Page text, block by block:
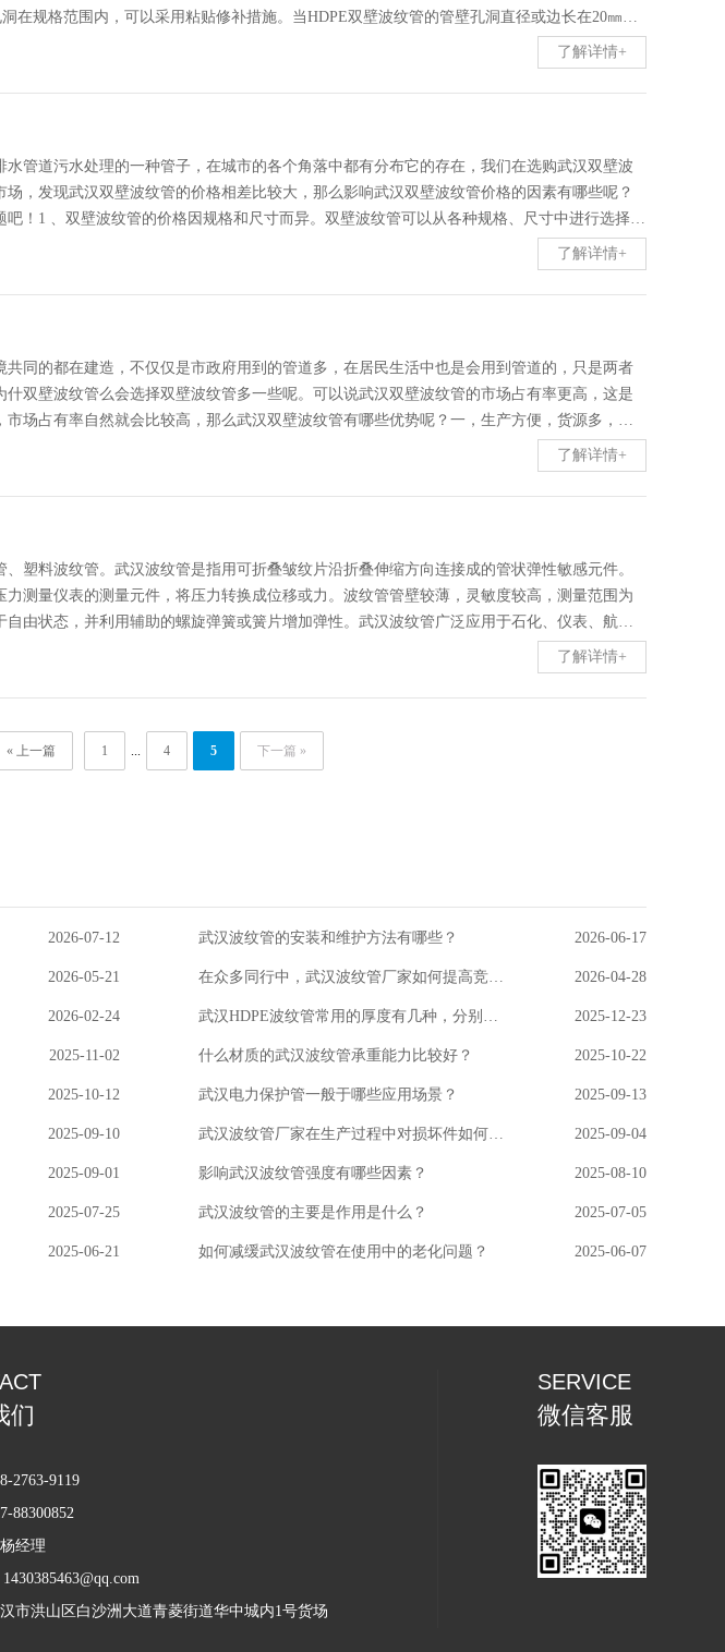
在规格范围内，可以采用粘贴修补措施。当HDPE双壁波纹管的管壁孔洞直径或边长在20㎜以
纹管外部粘贴直径在100㎜以下的与管材同样材质的圆形板。如果孔洞在20--100㎜范围内，则
双壁波纹管的孔洞在20㎜以下时，粘贴完成后，还需要使用土工布包缠固定，固化24小时后
上，工人修补时需要对管底的挖空部位按照支承角的要求，用粗砂进行回填密实。武汉鑫万通
主要包括武汉波纹管,武汉双壁波纹管,武汉PE波纹管,HDPE缠绕管等多种型号管材,质量可靠,
了解详情+
管道污水处理的一种管子，在城市的各个角落中都有分布它的存在，我们在选购武汉双壁波
，发现武汉双壁波纹管的价格相差比较大，那么影响武汉双壁波纹管价格的因素有哪些呢？
！1 、双壁波纹管的价格因规格和尺寸而异。双壁波纹管可以从各种规格、尺寸中进行选择，
双壁波纹管数量越多越便宜。单个的双壁波纹管价格肯定是不便宜的，如果客户购买的数量越
双壁波纹管单价就越便宜。3、双壁波纹管网上买更便宜。双壁波纹管不管是在实体店还是在网
波纹管比直销的厂家贵一些，就是是直销的实体店，它门店所花的费用也会相应算到双壁波
能够在网络找到直销的厂家，那么双壁波纹管的价格会相对便宜很多，尤其是在一些特殊的
了解详情+
同的都在建造，不仅仅是市政府用到的管道多，在居民生活中也是会用到管道的，只是两者
双壁波纹管么会选择双壁波纹管多一些呢。可以说武汉双壁波纹管的市场占有率更高，这是
场占有率自然就会比较高，那么武汉双壁波纹管有哪些优势呢？一，生产方便，货源多，不
，在运输过程中很方便，在施工的过程中也是很容易操作。三，我们的施工的时间是有限制
，既耽误别人的时间也是会耽误自己的工程，这是不明智的，大家选择双壁波纹管后施工比较
些不平整的，因此，要求管道有一定的曲饶度，要不就到去挖掘土地，所以我们优良的管道
波纹管在一定的弯曲的施工地面上是可以使用的。武汉鑫万通达波纹管厂家是一家专业生产
了解详情+
塑料波纹管。武汉波纹管是指用可折叠皱纹片沿折叠伸缩方向连接成的管状弹性敏感元件。
测量仪表的测量元件，将压力转换成位移或力。波纹管管壁较薄，灵敏度较高，测量范围为
由状态，并利用辅助的螺旋弹簧或簧片增加弹性。武汉波纹管广泛应用于石化、仪表、航
万通达波纹管厂家的小编就重点来说说武汉波纹管在各个领域中的应用。一，武汉波纹管主要
管道防护软管,电缆波纹管,线束阻燃波纹管,汽车通风管道,冷藏运输车用滴管,汽车梁管,汽车刹
管,空调滴管.二，武汉波纹管在建筑和装饰领域,因为尼龙波纹管具有耐腐蚀,抗冲击,耐老化,强
为它们在各种机械制造行业中具有优异的...
了解详情+
« 上一篇 1 4 5 下一篇 »
2026-07-12 2026-06-17
武汉波纹管的安装和维护方法有哪些？
2026-05-21 2026-04-28
在众多同行中，武汉波纹管厂家如何提高竞争力？
2026-02-24 2025-12-23
2025-11-02 2025-10-22
什么材质的武汉波纹管承重能力比较好？
2025-10-12 2025-09-13
武汉电力保护管一般于哪些应用场景？
2025-09-10 2025-09-04
武汉波纹管厂家在生产过程中对损坏件如何处理的？
2025-09-01 2025-08-10
影响武汉波纹管强度有哪些因素？
2025-07-25 2025-07-05
武汉波纹管的主要是作用是什么？
2025-06-21 2025-06-07
如何减缓武汉波纹管在使用中的老化问题？
们
2763-9119
88300852
经理
市洪山区白沙洲大道青菱街道华中城内1号货场
SERVICE
微信客服